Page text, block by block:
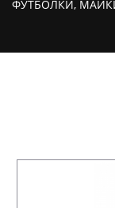
ФУТБОЛКИ,